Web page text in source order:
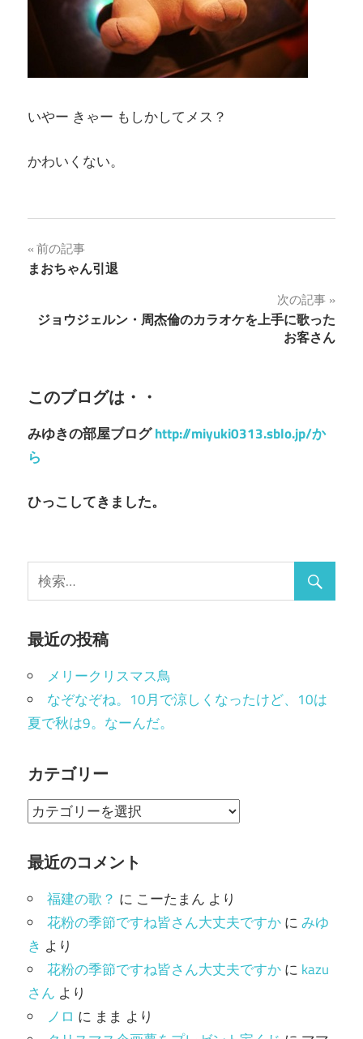
いやー きゃー もしかしてメス？
かわいくない。
投
稿
ナ
ー
シ
ョ
ン
前の記事
まおちゃん引退
次の記事
ジョウジェルン・周杰倫のカラオケを上手に歌った
お客さん
このブログは・・
みゆきの部屋ブログhttp://miyuki0313.sblo.jp/か
ら
ひっこしてきました。
最近の投稿
メリークリスマス鳥
なぞなぞね。10月で涼しくなったけど、10は
夏で秋は9。なーんだ。
カテゴリー
カ
ゴ
ー
最近のコメント
福建の歌？ に こーたまん より
花粉の季節ですね皆さん大丈夫ですかにみゆ
き より
花粉の季節ですね皆さん大丈夫ですかに kazu
さん より
ノロ に まま より